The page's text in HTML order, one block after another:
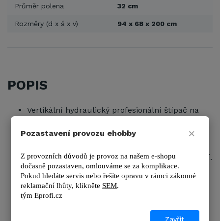
Průměr polena 32 cm
Rozměry (d x š x v) 94 x 68 x 200 cm
POPIS
Vertikální hydraulický profesionální štípač na
Stabilní rám a robustní štípací klín.
Píst lze snížit pro snadný transport a skladování.
Ovládání oběma rukama včetně jejich ochrany,
flexibilní držení dřeva.
3bodový závěs kategorie I. a II.
Pozastavení provozu ehobby ×
Z provozních důvodů je provoz na našem e-shopu
dočasně pozastaven, omlouváme se za komplikace.
Pokud hledáte servis nebo řešíte opravu v rámci zákonné
reklamační lhůty, klikněte SEM.
tým Eprofi.cz
Zavřít